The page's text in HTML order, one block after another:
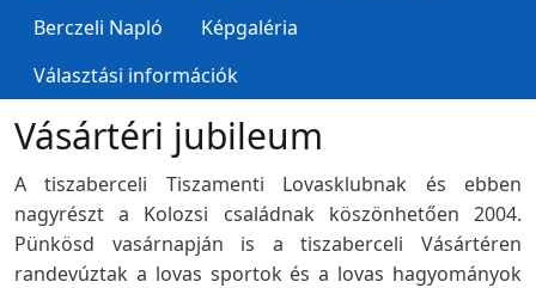
Berczeli Napló
Képgaléria
Választási információk
Vásártéri jubileum
A tiszaberceli Tiszamenti Lovasklubnak és ebben
nagyrészt a Kolozsi családnak köszönhetően 2004.
Pünkösd vasárnapján is a tiszaberceli Vásártéren
randevúztak a lovas sportok és a lovas hagyományok